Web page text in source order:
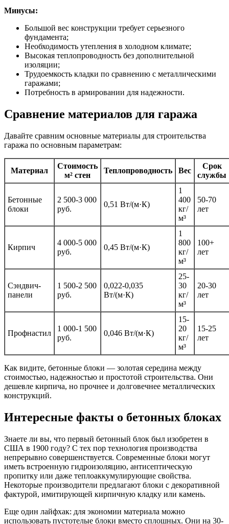
Минусы:
Большой вес конструкции требует серьезного
фундамента;
Необходимость утепления в холодном климате;
Высокая теплопроводность без дополнительной
изоляции;
Трудоемкость кладки по сравнению с металлическими
гаражами;
Потребность в армировании для надежности.
Сравнение материалов для гаража
Давайте сравним основные материалы для строительства
гаража по основным параметрам:
Материал
Стоимость
м² стен
Теплопроводность Вес
Срок
службы
Бетонные
блоки
2 500-3 000
руб.
0,51 Вт/(м·К)
1
400
кг/
м³
50-70
лет
Кирпич
4 000-5 000
руб.
0,45 Вт/(м·К)
1
800
кг/
м³
100+
лет
Сэндвич-
панели
1 500-2 500
руб.
0,022-0,035
Вт/(м·К)
25-
30
кг/
м³
20-30
лет
Профнастил
1 000-1 500
руб.
0,046 Вт/(м·К)
15-
20
кг/
м³
15-25
лет
Как видите, бетонные блоки — золотая середина между
стоимостью, надежностью и простотой строительства. Они
дешевле кирпича, но прочнее и долговечнее металлических
конструкций.
Интересные факты о бетонных блоках
Знаете ли вы, что первый бетонный блок был изобретен в
США в 1900 году? С тех пор технология производства
непрерывно совершенствуется. Современные блоки могут
иметь встроенную гидроизоляцию, антисептическую
пропитку или даже теплоаккумулирующие свойства.
Некоторые производители предлагают блоки с декоративной
фактурой, имитирующей кирпичную кладку или камень.
Еще один лайфхак: для экономии материала можно
использовать пустотелые блоки вместо сплошных. Они на 30-